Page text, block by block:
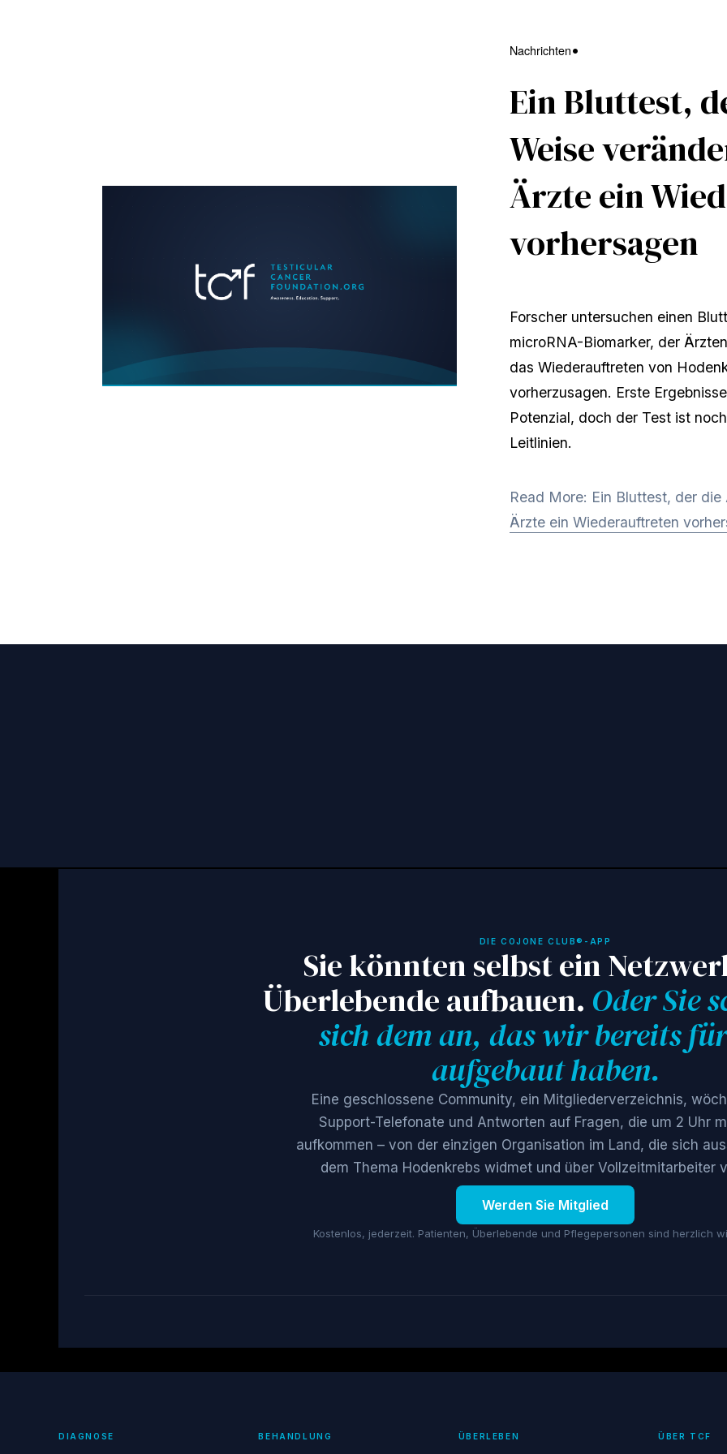
Nachrichten
Ein Bluttest,
Weise
Ärzte ein
vorhersagen
Forscher untersuchen einen
microRNA-Biomarker, der
das Wiederauftreten von
vorherzusagen. Erste
Potenzial, doch der Test ist
Leitlinien.
Read More: Ein Bluttest, der
Ärzte ein Wiederauftreten
DIE COJONE CLUB®-APP
Sie könnten selbst ein
Überlebende aufbauen. Oder Sie
sich dem an, das wir bereits
aufgebaut haben.
Eine geschlossene Community, ein Mitgliederverzeichnis,
Support-Telefonate und Antworten auf Fragen, die um 2 Uhr
aufkommen – von der einzigen Organisation im Land, die sich
dem Thema Hodenkrebs widmet und über Vollzeitmitarbeiter
Werden Sie Mitglied
Kostenlos, jederzeit. Patienten, Überlebende und Pflegepersonen sind herzlich
DIAGNOSE BEHANDLUNG ÜBERLEBEN ÜBER TCF